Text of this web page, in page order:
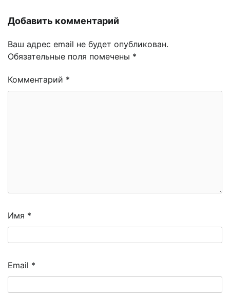
Добавить комментарий
Ваш адрес email не будет опубликован.
Обязательные поля помечены *
Комментарий *
Имя *
Email *